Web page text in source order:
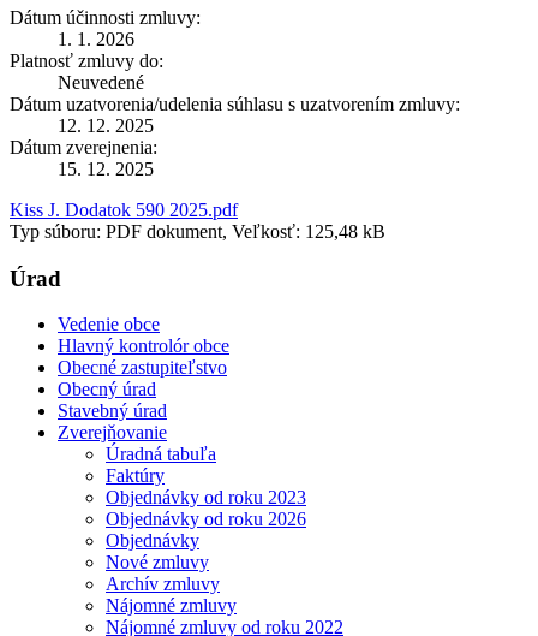
Dátum účinnosti zmluvy:
1. 1. 2026
Platnosť zmluvy do:
Neuvedené
Dátum uzatvorenia/udelenia súhlasu s uzatvorením zmluvy:
12. 12. 2025
Dátum zverejnenia:
15. 12. 2025
Kiss J. Dodatok 590 2025.pdf
Typ súboru: PDF dokument, Veľkosť: 125,48 kB
Úrad
Vedenie obce
Hlavný kontrolór obce
Obecné zastupiteľstvo
Obecný úrad
Stavebný úrad
Zverejňovanie
Úradná tabuľa
Faktúry
Objednávky od roku 2023
Objednávky od roku 2026
Objednávky
Nové zmluvy
Archív zmluvy
Nájomné zmluvy
Nájomné zmluvy od roku 2022